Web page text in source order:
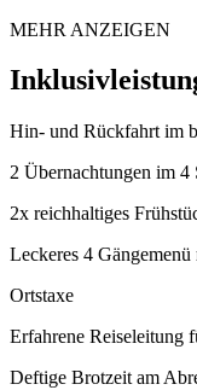
MEHR ANZEIGEN
Hin- und Rückfahrt im
2 Übernachtungen im 4
2x reichhaltiges
Leckeres 4
Ortstaxe
Erfahrene Reiseleitung
Deftige Brotzeit am